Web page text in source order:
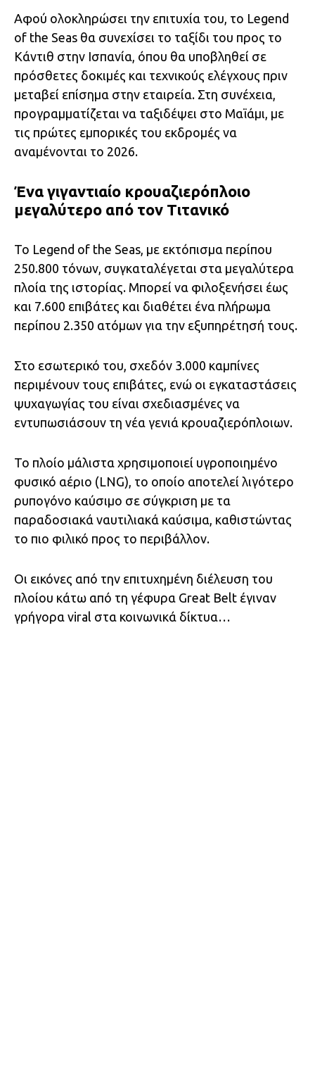
Αφού ολοκληρώσει την επιτυχία του, το Legend
of the Seas θα συνεχίσει το ταξίδι του προς το
Κάντιθ στην Ισπανία, όπου θα υποβληθεί σε
πρόσθετες δοκιμές και τεχνικούς ελέγχους πριν
μεταβεί επίσημα στην εταιρεία. Στη συνέχεια,
προγραμματίζεται να ταξιδέψει στο Μαϊάμι, με
τις πρώτες εμπορικές του εκδρομές να
αναμένονται το 2026.
Ένα γιγαντιαίο κρουαζιερόπλοιο
μεγαλύτερο από τον Τιτανικό
Το Legend of the Seas, με εκτόπισμα περίπου
250.800 τόνων, συγκαταλέγεται στα μεγαλύτερα
πλοία της ιστορίας. Μπορεί να φιλοξενήσει έως
και 7.600 επιβάτες και διαθέτει ένα πλήρωμα
περίπου 2.350 ατόμων για την εξυπηρέτησή τους.
Στο εσωτερικό του, σχεδόν 3.000 καμπίνες
περιμένουν τους επιβάτες, ενώ οι εγκαταστάσεις
ψυχαγωγίας του είναι σχεδιασμένες να
εντυπωσιάσουν τη νέα γενιά κρουαζιερόπλοιων.
Το πλοίο μάλιστα χρησιμοποιεί υγροποιημένο
φυσικό αέριο (LNG), το οποίο αποτελεί λιγότερο
ρυπογόνο καύσιμο σε σύγκριση με τα
παραδοσιακά ναυτιλιακά καύσιμα, καθιστώντας
το πιο φιλικό προς το περιβάλλον.
Οι εικόνες από την επιτυχημένη διέλευση του
πλοίου κάτω από τη γέφυρα Great Belt έγιναν
γρήγορα viral στα κοινωνικά δίκτυα…